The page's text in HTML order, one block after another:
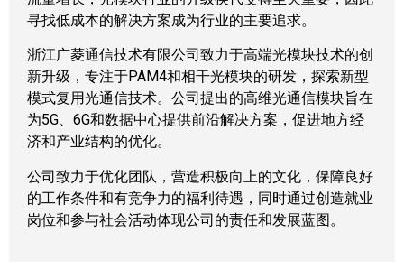
寻找低成本的解决方案成为行业的主要追求。
浙江广菱通信技术有限公司致力于高端光模块技术的创
新升级，专注于PAM4和相干光模块的研发，探索新型
模式复用光通信技术。公司提出的高维光通信模块旨在
为5G、6G和数据中心提供前沿解决方案，促进地方经
济和产业结构的优化。
公司致力于优化团队，营造积极向上的文化，保障良好
的工作条件和有竞争力的福利待遇，同时通过创造就业
岗位和参与社会活动体现公司的责任和发展蓝图。